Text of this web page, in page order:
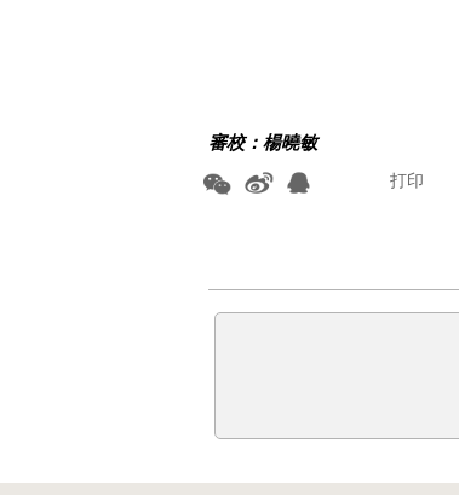
審校：楊曉敏
打印